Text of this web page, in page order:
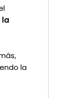
la
la